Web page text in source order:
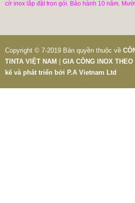
cờ inox lắp đặt trọn gói. Bảo hành 10 năm.
Copyright © 7-2019 Bản quyền thuộc về
TINTA VIỆT NAM
GIA CÔNG INOX
kế và phát triển bởi P.A Vietnam Ltd